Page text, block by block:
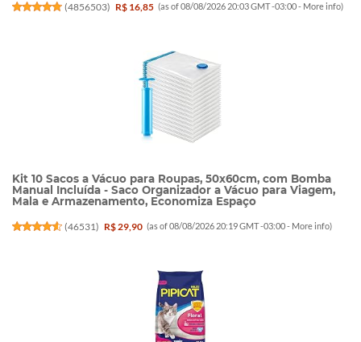
(4856503) R$ 16,85 (as of 08/08/2026 20:03 GMT -03:00 - More info)
Kit 10 Sacos a Vácuo para Roupas, 50x60cm, com Bomba
Manual Incluída - Saco Organizador a Vácuo para Viagem,
Mala e Armazenamento, Economiza Espaço
(46531) R$ 29,90 (as of 08/08/2026 20:19 GMT -03:00 - More info)